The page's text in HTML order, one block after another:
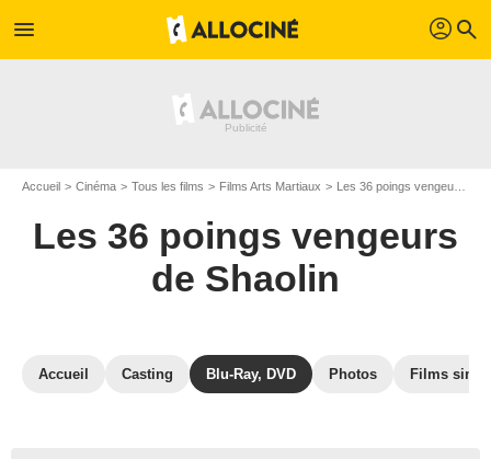
menu profil search
Accueil Cinéma Tous les films Films Arts Martiaux Les 36 poings vengeurs de Shaolin
Les 36 poings vengeurs
de Shaolin
Accueil Casting Blu-Ray, DVD Photos Films